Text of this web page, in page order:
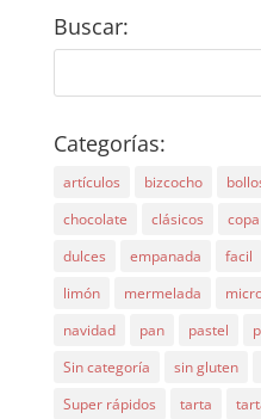
Buscar:
Categorías:
artículos bizcocho
chocolate
clásicos copa
dulces
empanada facil
limón
mermelada
navidad
pan pastel
Sin categoría
sin gluten
Super rápidos
tarta